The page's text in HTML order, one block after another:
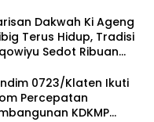
Mulai
Dakwah Ki Ageng
Terus Hidup, Tradisi
Sedot Ribuan
0723/Klaten Ikuti
Percepatan
KDKMP